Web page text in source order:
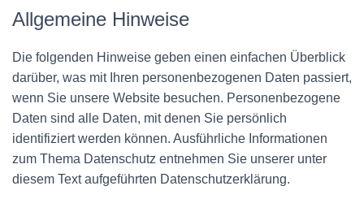
Allgemeine Hinweise
Die folgenden Hinweise geben einen einfachen Überblick
darüber, was mit Ihren personenbezogenen Daten passiert,
wenn Sie unsere Website besuchen. Personenbezogene
Daten sind alle Daten, mit denen Sie persönlich
identifiziert werden können. Ausführliche Informationen
zum Thema Datenschutz entnehmen Sie unserer unter
diesem Text aufgeführten Datenschutzerklärung.